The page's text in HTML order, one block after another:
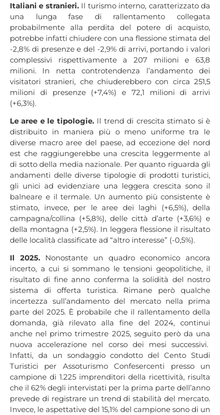
Italiani e stranieri.Il turismo interno, caratterizzato da
una lunga fase di rallentamento collegata
probabilmente alla perdita del potere di acquisto,
potrebbe infatti chiudere con una flessione stimata del
-2,8% di presenze e del -2,9% di arrivi, portando i valori
complessivi rispettivamente a 207 milioni e 63,8
milioni. In netta controtendenza l’andamento dei
visitatori stranieri, che chiuderebbero con circa 251,5
milioni di presenze (+7,4%) e 72,1 milioni di arrivi
(+6,3%).
Le aree e le tipologie. Il trend di crescita stimato si è
distribuito in maniera più o meno uniforme tra le
diverse macro aree del paese, ad eccezione del nord
est che raggiungerebbe una crescita leggermente al
di sotto della media nazionale. Per quanto riguarda gli
andamenti delle diverse tipologie di prodotti turistici,
gli unici ad evidenziare una leggera crescita sono il
balneare e il termale. Un aumento più consistente è
stimato, invece, per le aree dei laghi (+6,5%), della
campagna/collina (+5,8%), delle città d’arte (+3,6%) e
della montagna (+2,5%). In leggera flessione il risultato
delle località classificate ad “altro interesse” (-0,5%).
Il 2025.Nonostante un quadro economico ancora
incerto, a cui si sommano le tensioni geopolitiche, il
risultato di fine anno conferma la solidità del nostro
sistema di offerta turistica. Rimane però qualche
incertezza sull’andamento del mercato nella prima
parte del 2025. È probabile che il rallentamento della
domanda, già rilevato alla fine del 2024, continui
anche nel primo trimestre 2025, seguito però da una
nuova accelerazione nel corso dei mesi successivi.
Infatti, da un sondaggio condotto del Cento Studi
Turistici per Assoturismo Confesercenti presso un
campione di 1.225 imprenditori della ricettività, risulta
che il 62% degli intervistati per la prima parte dell’anno
prevede di registrare un trend di stabilità del mercato.
Invece, le aspettative del 15,1% del campione sono di un